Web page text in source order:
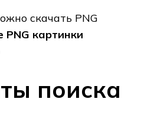
скачать PNG
PNG картинки
поиска